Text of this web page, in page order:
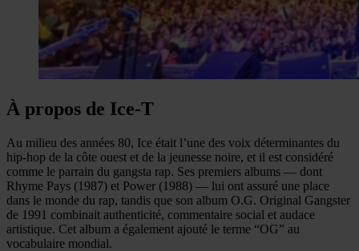
À propos de Ice-T
Au milieu des années 80, Ice était l’une des voix déterminantes du
hip-hop de la côte ouest et de la jeunesse noire, et il est considéré
comme le parrain du gangsta rap. Ses premiers albums — dont
Rhyme Pays (1987) et Power (1988) — lui ont assuré une place
dans le monde du rap, tandis que son album O.G. Original Gangster
de 1991 combinait authenticité, commentaire social et audace
artistique. Cet album a également ajouté le terme “OG” au
vocabulaire mondial.